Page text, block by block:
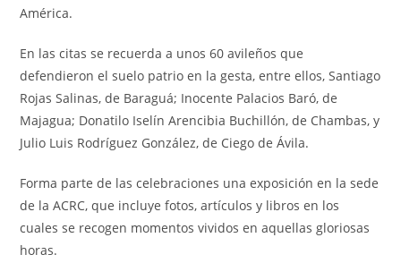
América.
En las citas se recuerda a unos 60 avileños que
defendieron el suelo patrio en la gesta, entre ellos, Santiago
Rojas Salinas, de Baraguá; Inocente Palacios Baró, de
Majagua; Donatilo Iselín Arencibia Buchillón, de Chambas, y
Julio Luis Rodríguez González, de Ciego de Ávila.
Forma parte de las celebraciones una exposición en la sede
de la ACRC, que incluye fotos, artículos y libros en los
cuales se recogen momentos vividos en aquellas gloriosas
horas.